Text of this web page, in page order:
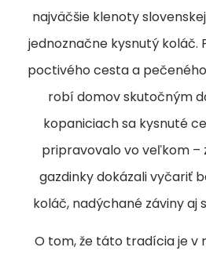
najväčšie klenoty
jednoznačne kysnutý koláč.
poctivého cesta a
robí domov skutočným
kopaniciach sa kysnuté
pripravovalo vo veľkom –
gazdinky dokázali vyčariť
koláč, nadýchané záviny aj
O tom, že táto tradícia je v